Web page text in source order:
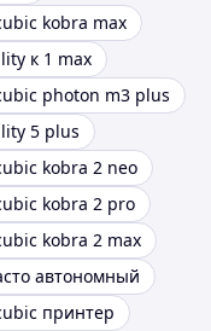
kobra max
к 1 max
photon m3 plus
5 plus
kobra 2 neo
kobra 2 pro
kobra 2 max
автономный
принтер